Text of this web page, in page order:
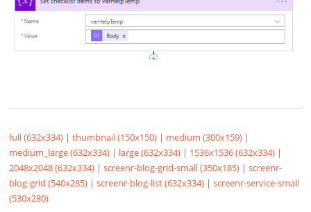
full (632x334) |thumbnail (150x150) | medium (300x159) |
medium_large (632x334) | large (632x334) | 1536x1536 (632x334) |
2048x2048 (632x334) |screenr-blog-grid-small (350x185) |screenr-
blog-grid (540x285) |screenr-blog-list (632x334) |screenr-service-small
(530x280)